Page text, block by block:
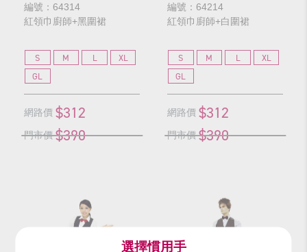
編號：64314
紅領巾廚師+黑圍裙
S M L
XL
GL
網路價 $312
門市價 $390
編號：64214
紅領巾廚師+白圍裙
S M L
XL
GL
網路價 $312
門市價 $390
選擇慣用手